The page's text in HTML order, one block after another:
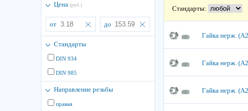
Цена (руб.)
от до
Стандарты
DIN 934
DIN 985
Направление резьбы
правая
Стандарты:
Гайка нерж.
Гайка нерж.
Гайка нерж.